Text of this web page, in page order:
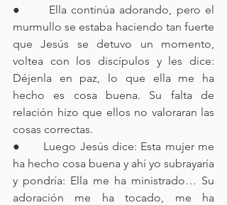
●      Ella continúa adorando, pero el
murmullo se estaba haciendo tan fuerte
que Jesús se detuvo un momento,
voltea con los discípulos y les dice:
Déjenla en paz, lo que ella me ha
hecho es cosa buena. Su falta de
relación hizo que ellos no valoraran las
cosas correctas.
●      Luego Jesús dice: Esta mujer me
ha hecho cosa buena y ahí yo subrayaría
y pondría: Ella me ha ministrado… Su
adoración me ha tocado, me ha